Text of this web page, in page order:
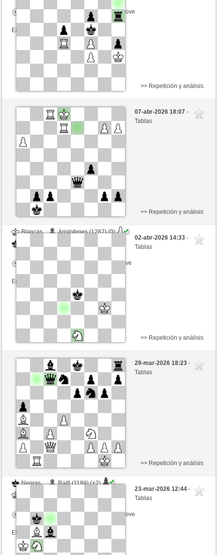
Tiempo: 10 minutes/side + 0 seconds/move
Esta partida es por puntos
Negras
Gambit1001 (1304) (+3)
Ottfried (1370) (-3)
Tiempo: 15 minutes/side + 0 seconds/move
>> Repetición y análisis
07-abr-2026 18:07-
Tablas
Blancas
Aristofenes (1287) (0)
Tiempo: 8 minutes/side + 8 seconds/move
Esta partida es por puntos
>> Repetición y análisis
02-abr-2026 14:33-
Tablas
Negras
guenter70 (1307) (0)
Ottfried (1297) (0)
Tiempo: 15 minutes/side + 0 seconds/move
Esta partida es por puntos
>> Repetición y análisis
29-mar-2026 18:23-
Tablas
Negras
Ralfi (1199) (+2)
Tiempo: 20 minutes/side + 8 seconds/move
Esta partida es por puntos
>> Repetición y análisis
23-mar-2026 12:44-
Tablas